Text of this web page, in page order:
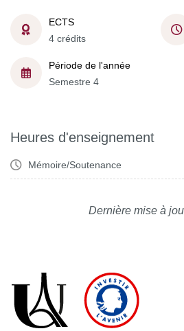
ECTS
4 crédits
Période de l'année
Semestre 4
Heures d'enseignement
Mémoire/Soutenance
Dernière mise à